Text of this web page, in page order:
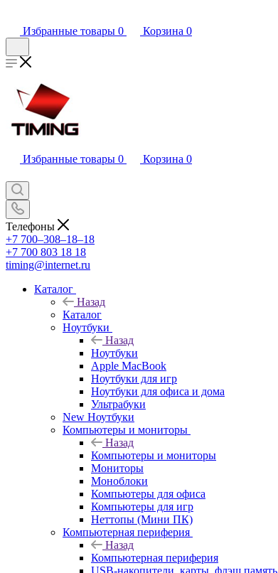
Избранные товары 0 Корзина 0
Избранные товары 0 Корзина 0
Телефоны
+7 700‒308‒18‒18
+7 700 803 18 18
timing@internet.ru
Каталог
Назад
Каталог
Ноутбуки
Назад
Ноутбуки
Apple MacBook
Ноутбуки для игр
Ноутбуки для офиса и дома
Ультрабуки
New Ноутбуки
Компьютеры и мониторы
Назад
Компьютеры и мониторы
Мониторы
Моноблоки
Компьютеры для офиса
Компьютеры для игр
Неттопы (Мини ПК)
Компьютерная периферия
Назад
Компьютерная периферия
USB-накопители, карты, флэш память